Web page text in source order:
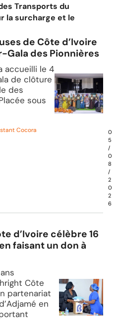
Transports du
la surcharge et le
de Côte d’Ivoire
Gala des Pionnières
accueilli le 4
de clôture
des
sous
Cocora
0
5
/
0
8
/
2
0
2
6
d’Ivoire célèbre 16
faisant un don à
Côte
partenariat
en